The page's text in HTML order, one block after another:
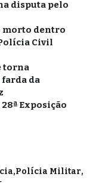
disputa pelo
morto dentro
Civil
torna
da
Exposição
Polícia Militar